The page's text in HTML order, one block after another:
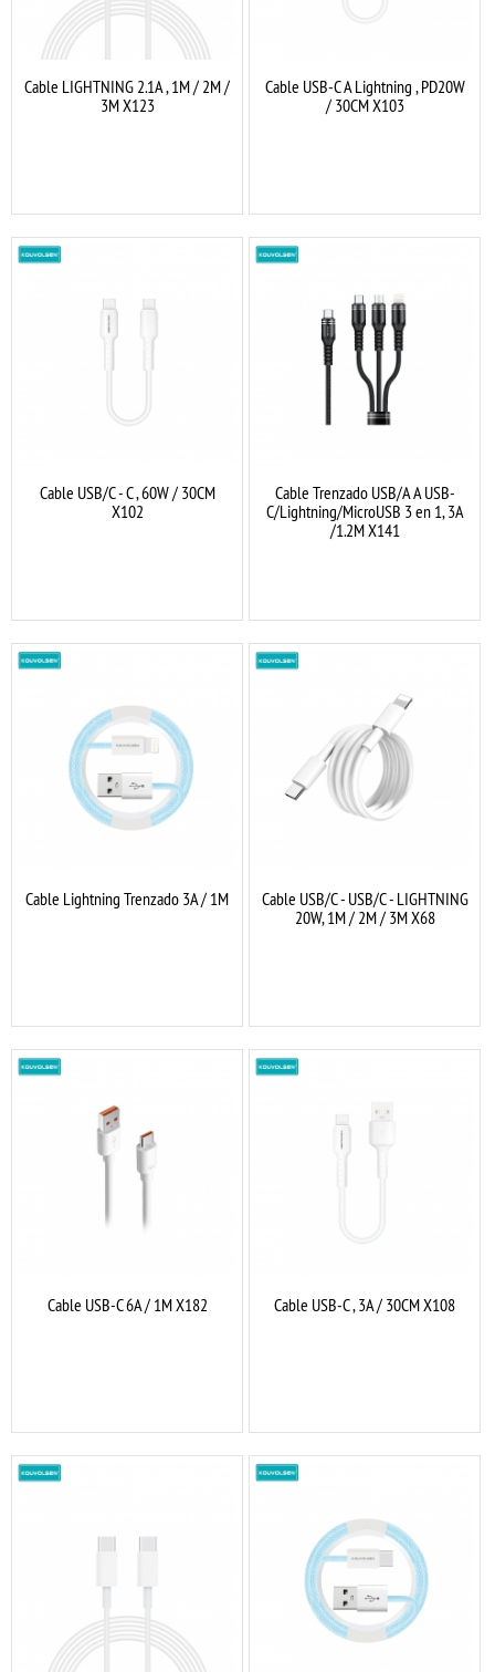
Cable LIGHTNING 2.1A , 1M / 2M /
3M X123
Cable USB-C A Lightning , PD20W
/ 30CM X103
Cable USB/C - C , 60W / 30CM
X102
Cable Trenzado USB/A A USB-
C/Lightning/MicroUSB 3 en 1, 3A
/1.2M X141
Cable Lightning Trenzado 3A / 1M
Cable USB/C - USB/C - LIGHTNING
20W, 1M / 2M / 3M X68
Cable USB-C 6A / 1M X182 Cable USB-C , 3A / 30CM X108